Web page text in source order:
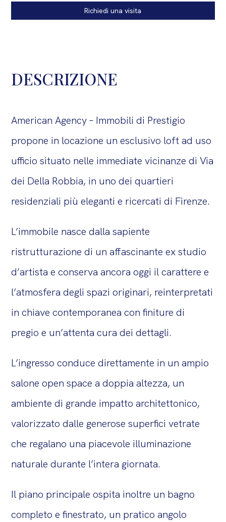
Richiedi una visita
DESCRIZIONE
American Agency – Immobili di Prestigio
propone in locazione un esclusivo loft ad uso
ufficio situato nelle immediate vicinanze di Via
dei Della Robbia, in uno dei quartieri
residenziali più eleganti e ricercati di Firenze.
L’immobile nasce dalla sapiente
ristrutturazione di un affascinante ex studio
d’artista e conserva ancora oggi il carattere e
l’atmosfera degli spazi originari, reinterpretati
in chiave contemporanea con finiture di
pregio e un’attenta cura dei dettagli.
L’ingresso conduce direttamente in un ampio
salone open space a doppia altezza, un
ambiente di grande impatto architettonico,
valorizzato dalle generose superfici vetrate
che regalano una piacevole illuminazione
naturale durante l’intera giornata.
Il piano principale ospita inoltre un bagno
completo e finestrato, un pratico angolo